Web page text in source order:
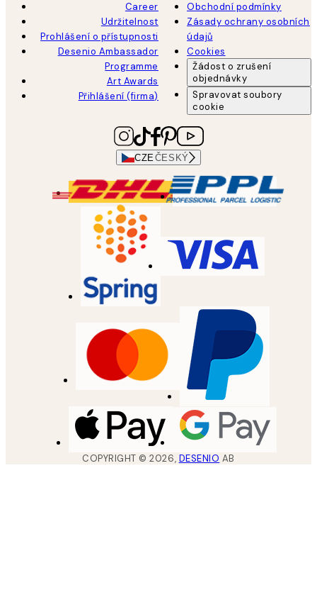
Career
Udržitelnost
Prohlášení o přístupnosti
Desenio Ambassador
Programme
Art Awards
Přihlášení (firma)
Obchodní podmínky
Zásady ochrany osobních
údajů
Cookies
Žádost o zrušení
objednávky
Spravovat soubory
cookie
CZE ČESKÝ
COPYRIGHT ©2026, DESENIO AB